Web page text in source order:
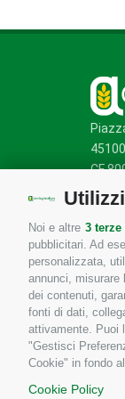
Noi e altre 3 terze
pubblicitari. Ad
personalizzata,
annunci, misurare
dei contenuti,
fonti di dati,
attivamente. Puoi
"Gestisci
Cookie" in fondo
Cookie Policy
CF